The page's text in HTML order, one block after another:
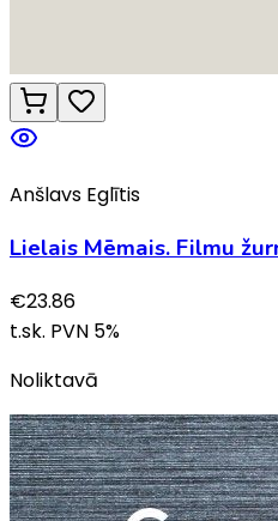
Anšlavs Eglītis
Lielais Mēmais. Filmu
€23.86
t.sk. PVN 5%
Noliktavā